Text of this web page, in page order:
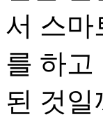
서 스마
를 하고
된 것일